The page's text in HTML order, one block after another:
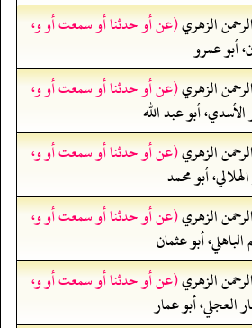
الزهري(عن أو حدثنا أو سمعت أو و،
أبو عمرو
الزهري(عن أو حدثنا أو سمعت أو و،
أبو عبد الله
الزهري(عن أو حدثنا أو سمعت أو و،
أبو محمد
الزهري(عن أو حدثنا أو سمعت أو و،
أبو عثمان
الزهري(عن أو حدثنا أو سمعت أو و،
أبو عمار